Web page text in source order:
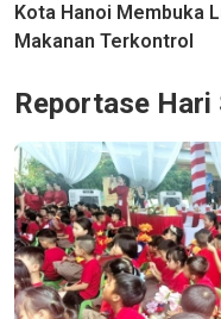
Kota Hanoi Membuka
Makanan Terkontrol
Reportase Hari